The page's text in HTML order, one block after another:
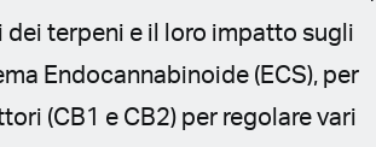
dei terpeni e il loro impatto sugli
Endocannabinoide (ECS), per
(CB1 e CB2) per regolare vari